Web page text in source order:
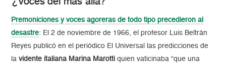
¿Voces del más allá?
Premoniciones y voces agoreras de todo tipo precedieron al
desastre: El 2 de noviembre de 1966, el profesor Luis Beltrán
Reyes publicó en el periódico El Universal las predicciones de
lavidente italiana Marina Marotti quien vaticinaba “que una